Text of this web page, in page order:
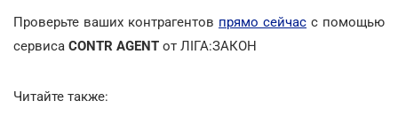
Проверьте ваших контрагентов прямо сейчас с помощью
сервиса CONTR AGENT от ЛІГА:ЗАКОН
Читайте также: